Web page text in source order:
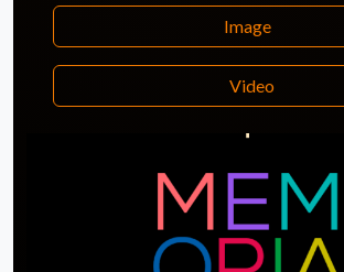
Image
Video